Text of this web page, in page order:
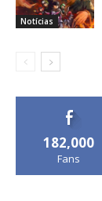
Notícias
182,000
Fans